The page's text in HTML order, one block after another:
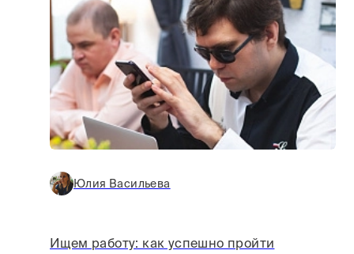
Юлия Васильева
Ищем работу: как успешно пройти